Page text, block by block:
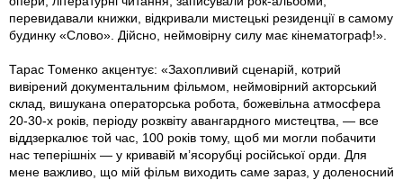
перевидавали книжки, відкривали мистецькі резиденції в самому
будинку «Слово». Дійсно, неймовірну силу має кінематограф!».
Тарас Томенко акцентує: «Захопливий сценарій, котрий
вивірений документальним фільмом, неймовірний акторський
склад, вишукана операторська робота, божевільна атмосфера
20-30-х років, періоду розквіту авангардного мистецтва, — все
віддзеркалює той час, 100 років тому, щоб ми могли побачити
нас теперішніх — у кривавій м’ясорубці російської орди. Для
мене важливо, що мій фільм виходить саме зараз, у доленосний